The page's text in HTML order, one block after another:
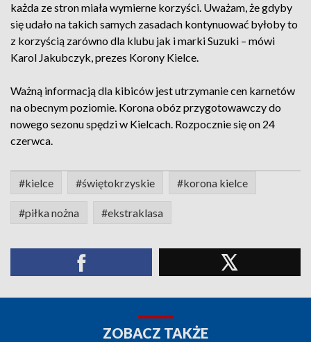
każda ze stron miała wymierne korzyści. Uważam, że gdyby
się udało na takich samych zasadach kontynuować byłoby to
z korzyścią zarówno dla klubu jak i marki Suzuki – mówi
Karol Jakubczyk, prezes Korony Kielce.
Ważną informacją dla kibiców jest utrzymanie cen karnetów
na obecnym poziomie. Korona obóz przygotowawczy do
nowego sezonu spędzi w Kielcach. Rozpocznie się on 24
czerwca.
#kielce #świętokrzyskie #korona kielce
#piłka nożna #ekstraklasa
ZOBACZ TAKŻE